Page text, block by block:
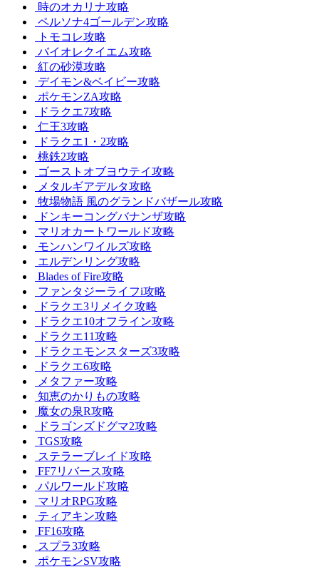
時のオカリナ攻略
ペルソナ4ゴールデン攻略
トモコレ攻略
バイオレクイエム攻略
紅の砂漠攻略
デイモン&ベイビー攻略
ポケモンZA攻略
ドラクエ7攻略
仁王3攻略
ドラクエ1・2攻略
桃鉄2攻略
ゴーストオブヨウテイ攻略
メタルギアデルタ攻略
牧場物語 風のグランドバザール攻略
ドンキーコングバナンザ攻略
マリオカートワールド攻略
モンハンワイルズ攻略
エルデンリング攻略
Blades of Fire攻略
ファンタジーライフi攻略
ドラクエ3リメイク攻略
ドラクエ10オフライン攻略
ドラクエ11攻略
ドラクエモンスターズ3攻略
ドラクエ6攻略
メタファー攻略
知恵のかりもの攻略
魔女の泉R攻略
ドラゴンズドグマ2攻略
TGS攻略
ステラーブレイド攻略
FF7リバース攻略
パルワールド攻略
マリオRPG攻略
ティアキン攻略
FF16攻略
スプラ3攻略
ポケモンSV攻略